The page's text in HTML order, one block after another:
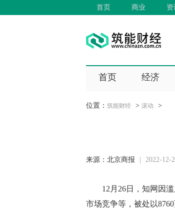
首页 商业 资
首页 经济
位置： 筑能财经 > 滚动 >
来源： 北京商报 2022-12-
12月26日，知网因
市场竞争等，被处以